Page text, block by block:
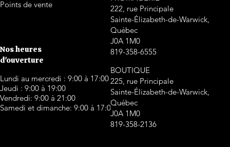
Points de vente
Nos heures
d'ouverture
Lundi au mercredi : 9:00 à 17:00
Jeudi : 9:00 à 19:00
Vendredi: 9:00 à 21:00
Samedi et dimanche: 9:00 à 17:00
222, rue Principale
Sainte-Élizabeth-de-Warwick,
Québec
J0A 1M0
819-358-6555
BOUTIQUE
225, rue Principale
Sainte-Élizabeth-de-Warwick,
Québec
J0A 1M0
819-358-2136